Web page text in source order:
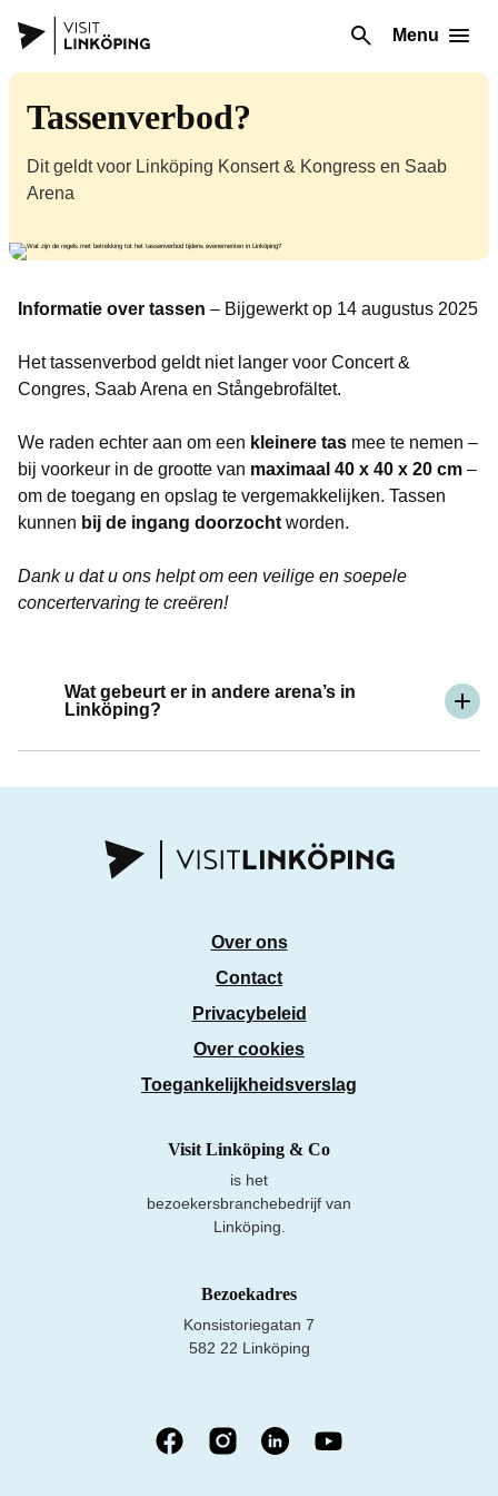
Menu
Tassenverbod?
Dit geldt voor Linköping Konsert & Kongress en Saab
Arena
Informatie over tassen – Bijgewerkt op 14 augustus 2025
Het tassenverbod geldt niet langer voor Concert &
Congres, Saab Arena en Stångebrofältet.
We raden echter aan om een kleinere tas mee te nemen –
bij voorkeur in de grootte van maximaal 40 x 40 x 20 cm –
om de toegang en opslag te vergemakkelijken. Tassen
kunnen bij de ingang doorzocht worden.
Dank u dat u ons helpt om een veilige en soepele
concertervaring te creëren!
Wat gebeurt er in andere arena’s in
Linköping?
Over ons
Contact
Privacybeleid
Over cookies
Toegankelijkheidsverslag
Visit Linköping & Co
is het
bezoekersbranchebedrijf van
Linköping.
Bezoekadres
Konsistoriegatan 7
582 22 Linköping